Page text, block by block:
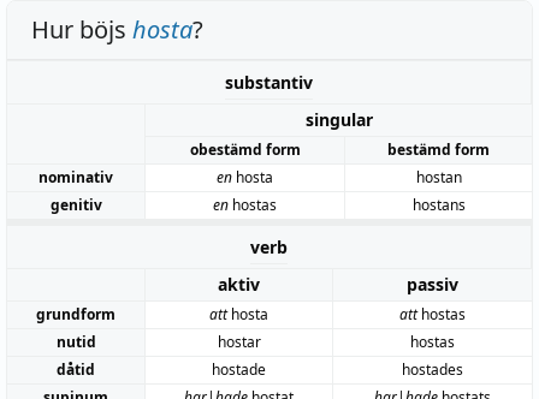
Hur böjs hosta?
substantiv
singular
obestämd form
bestämd form
nominativ
en hosta
hostan
genitiv
en hostas hostans
verb
aktiv
passiv
grundform atthosta atthostas
nutid
hostar
hostas
dåtid
hostade
hostades